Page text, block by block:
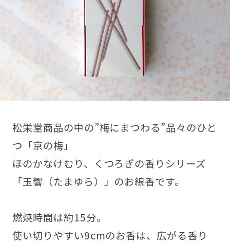
松栄堂商品の中の”梅にまつわる”品々のひと
つ「京の梅」
ほのかなけむり、くつろぎの香りシリーズ
「玉響（たまゆら）」のお線香です。
燃焼時間は約15分。
使い切りやすい9cmのお香は、広がる香り